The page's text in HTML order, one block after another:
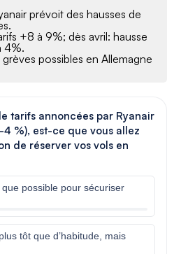
prévoit des hausses de
+8 à 9%; dès avril: hausse
4%.
grèves possibles en Allemagne
tarifs annoncées par Ryanair
%), est-ce que vous allez
de réserver vos vols en
possible pour sécuriser
tôt que d’habitude, mais